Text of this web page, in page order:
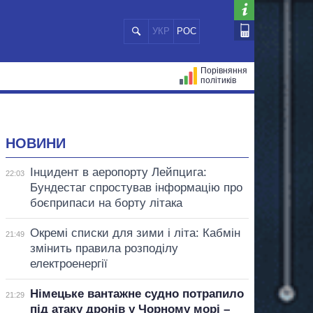
УКР РОС
Порівняння
політиків
НОВИНИ
22:03
Інцидент в аеропорту Лейпцига:
Бундестаг спростував інформацію про
боєприпаси на борту літака
21:49
Окремі списки для зими і літа: Кабмін
змінить правила розподілу
електроенергії
21:29
Німецьке вантажне судно потрапило
під атаку дронів у Чорному морі –